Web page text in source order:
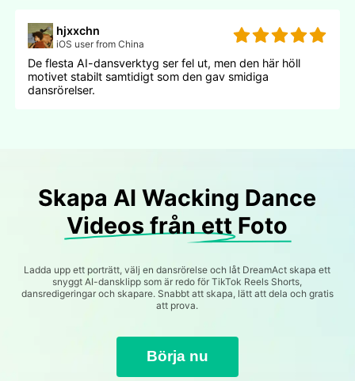
hjxxchn
iOS user from China
De flesta AI-dansverktyg ser fel ut, men den här höll
motivet stabilt samtidigt som den gav smidiga
dansrörelser.
Skapa AI Wacking Dance
Videos från ett Foto
Ladda upp ett porträtt, välj en dansrörelse och låt DreamAct skapa ett
snyggt AI-dansklipp som är redo för TikTok Reels Shorts,
dansredigeringar och skapare. Snabbt att skapa, lätt att dela och gratis
att prova.
Börja nu